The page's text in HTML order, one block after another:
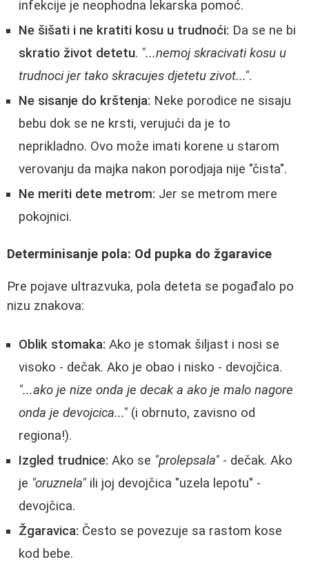
infekcije je neophodna lekarska pomoć.
Ne šišati i ne kratiti kosu u trudnoći: Da se ne bi
skratio život detetu. "...nemoj skracivati kosu u
trudnoci jer tako skracujes djetetu zivot...".
Ne sisanje do krštenja: Neke porodice ne sisaju
bebu dok se ne krsti, verujući da je to
neprikladno. Ovo može imati korene u starom
verovanju da majka nakon porodjaja nije "čista".
Ne meriti dete metrom: Jer se metrom mere
pokojnici.
Determinisanje pola: Od pupka do žgaravice
Pre pojave ultrazvuka, pola deteta se pogađalo po
nizu znakova:
Oblik stomaka: Ako je stomak šiljast i nosi se
visoko - dečak. Ako je obao i nisko - devojčica.
"...ako je nize onda je decak a ako je malo nagore
onda je devojcica..." (i obrnuto, zavisno od
regiona!).
Izgled trudnice: Ako se "prolepsala" - dečak. Ako
je "oruznela" ili joj devojčica "uzela lepotu" -
devojčica.
Žgaravica: Često se povezuje sa rastom kose
kod bebe.